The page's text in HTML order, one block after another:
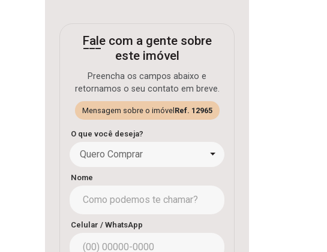
Fale com a gente sobre
este imóvel
Preencha os campos abaixo e
retornamos o seu contato em breve.
Mensagem sobre o imóvel Ref. 12965
O que você deseja?
Quero Comprar
Nome
Celular / WhatsApp